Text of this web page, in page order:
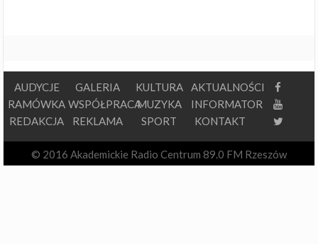
AUDYCJE
RAMÓWKA
REDAKCJA
GALERIA
WSPÓŁPRACA
REKLAMA
KULTURA
MUZYKA
SPORT
AKTUALNOŚCI
INFORMATOR
KONTAKT
© 2016 Akademickie Radio Centrum 89.0 FM Rzeszów